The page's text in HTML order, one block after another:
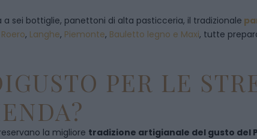
a sei bottiglie, panettoni di alta pasticceria, il tradizionale
Roero, Langhe, Piemonte, Bauletto legno e Maxi, tutte
PER LE
la migliore tradizione artigianale del gusto del